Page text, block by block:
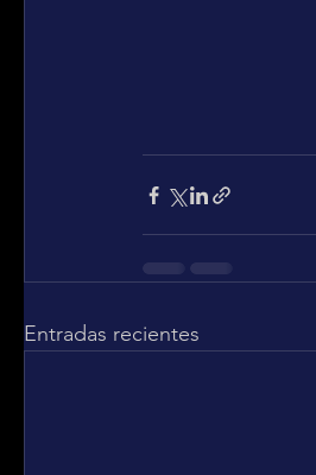
Entradas recientes